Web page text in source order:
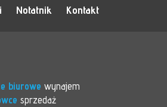
Notatnik Kontakt
biurowe wynajem
sprzedaż